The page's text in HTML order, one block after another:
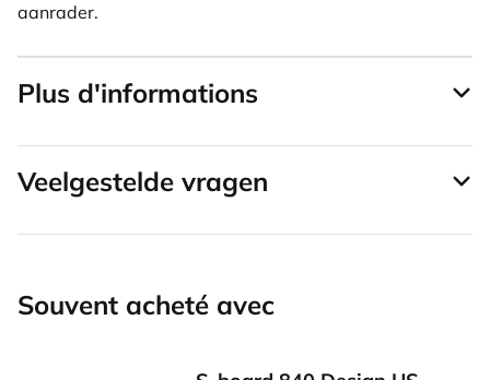
aanrader.
Plus d'informations
Veelgestelde vragen
Souvent acheté avec